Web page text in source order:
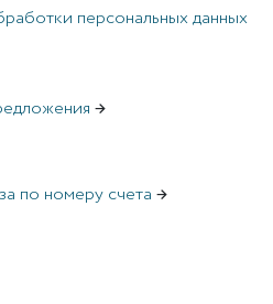
персональных данных
→
по номеру счета →